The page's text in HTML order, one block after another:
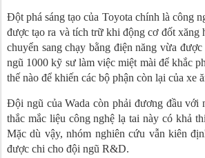
Đột phá sáng tạo của Toyota chính là công
được tạo ra và tích trữ khi động cơ đốt xăng
chuyển sang chạy bằng điện năng vừa
ngũ 1000 kỹ sư làm việc miệt mài để khắc
thế nào để khiến các bộ phận còn lại của xe
Đội ngũ của Wada còn phải đương đầu
thắc mắc liệu công nghệ lạ tai này có khả
Mặc dù vậy, nhóm nghiên cứu vẫn kiên
được chi cho đội ngũ R&D.